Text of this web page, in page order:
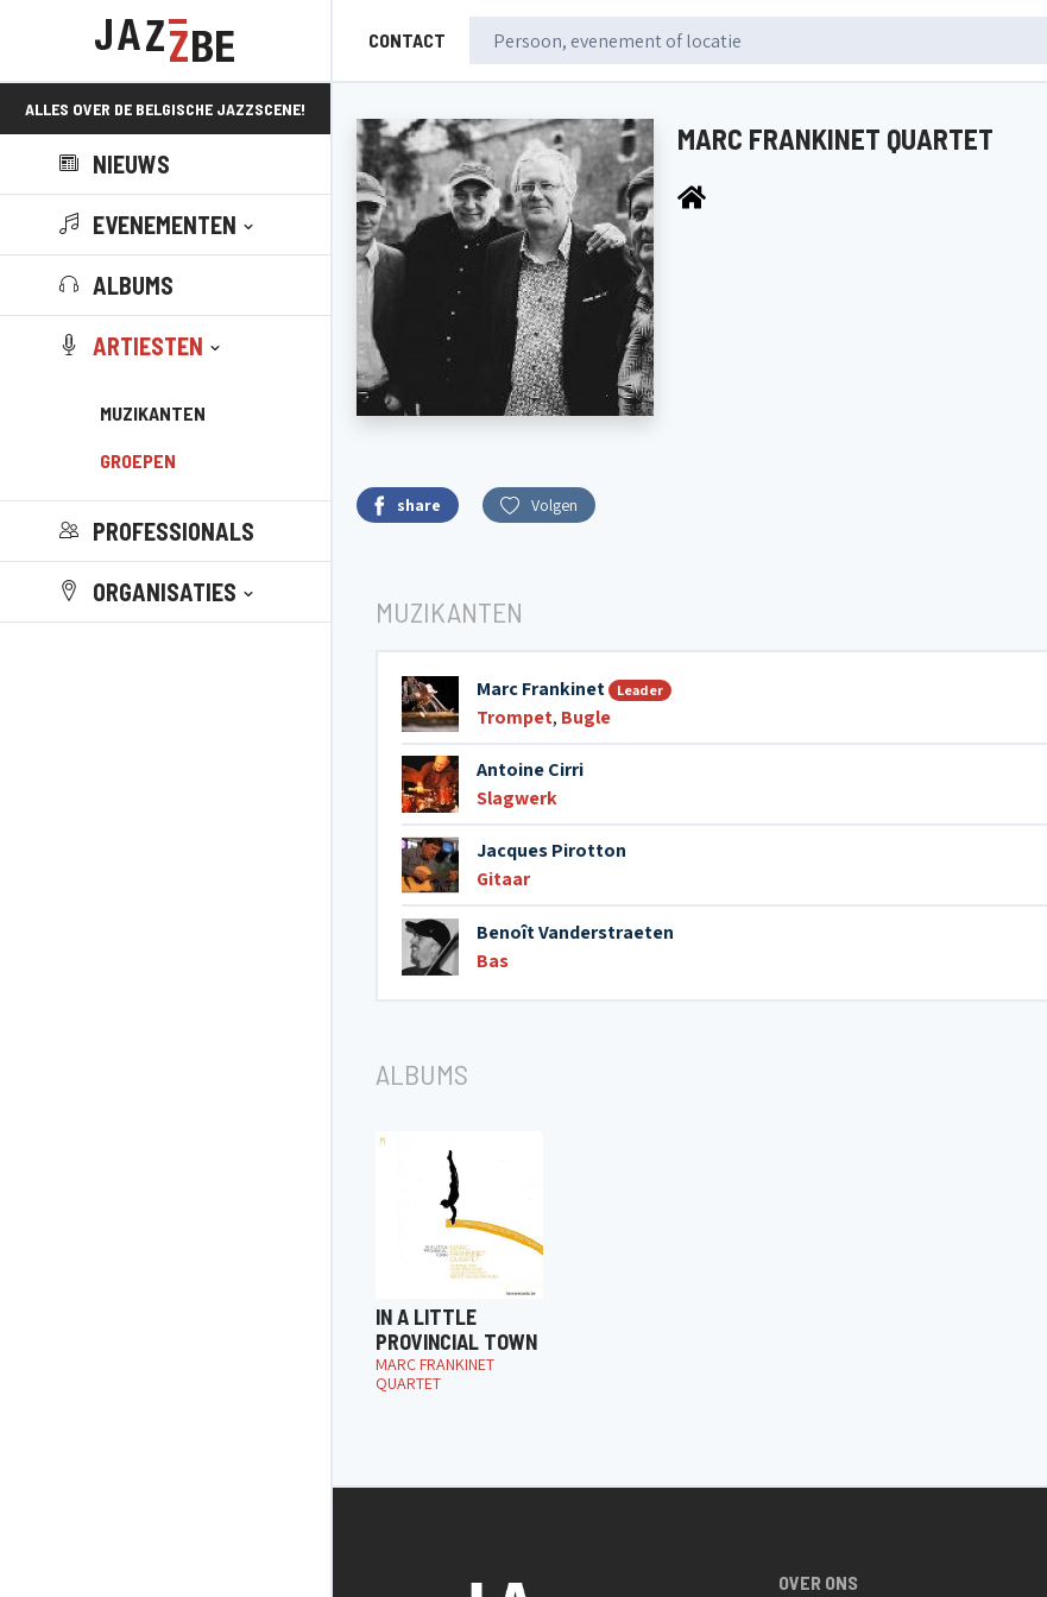
CONTACT
ALLES OVER DE BELGISCHE JAZZSCENE!
NIEUWS
EVENEMENTEN
ALBUMS
ARTIESTEN
MUZIKANTEN
GROEPEN
PROFESSIONALS
ORGANISATIES
MARC FRANKINET QUARTET
share Volgen
MUZIKANTEN
Marc Frankinet Leader
Trompet, Bugle
Antoine Cirri
Slagwerk
Jacques Pirotton
Gitaar
Benoît Vanderstraeten
Bas
ALBUMS
IN A LITTLE
PROVINCIAL TOWN
MARC FRANKINET
QUARTET
OVER ONS